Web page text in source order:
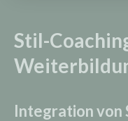
Stil-
Integration von